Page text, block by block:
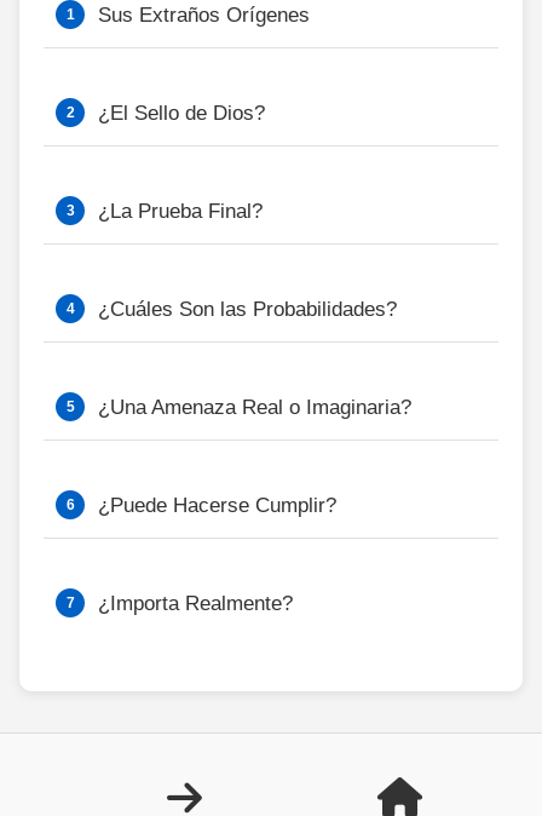
Sus Extraños Orígenes
¿El Sello de Dios?
¿La Prueba Final?
¿Cuáles Son las Probabilidades?
¿Una Amenaza Real o Imaginaria?
¿Puede Hacerse Cumplir?
¿Importa Realmente?
Copyright ©1999—2025 nonsda.org